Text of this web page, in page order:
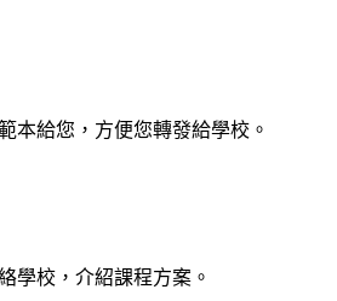
本給您，方便您轉發給學校。
學校，介紹課程方案。